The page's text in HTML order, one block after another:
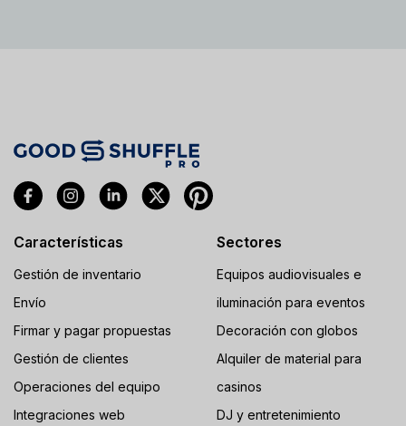
Características
Gestión de inventario
Envío
Firmar y pagar propuestas
Gestión de clientes
Operaciones del equipo
Integraciones web
Sectores
Equipos audiovisuales e
iluminación para eventos
Decoración con globos
Alquiler de material para
casinos
DJ y entretenimiento